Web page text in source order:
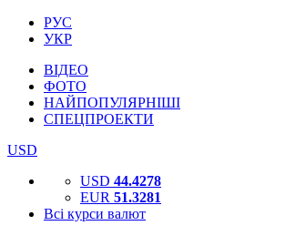
РУС
УКР
ВІДЕО
ФОТО
НАЙПОПУЛЯРНІШІ
СПЕЦПРОЕКТИ
USD
USD 44.4278
EUR 51.3281
Всі курси валют